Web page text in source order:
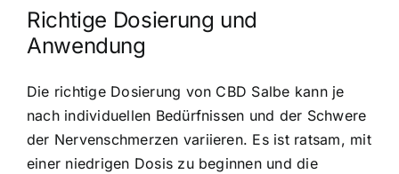
Richtige Dosierung und
Anwendung
Die richtige Dosierung von CBD Salbe kann je
nach individuellen Bedürfnissen und der Schwere
der Nervenschmerzen variieren. Es ist ratsam, mit
einer niedrigen Dosis zu beginnen und die